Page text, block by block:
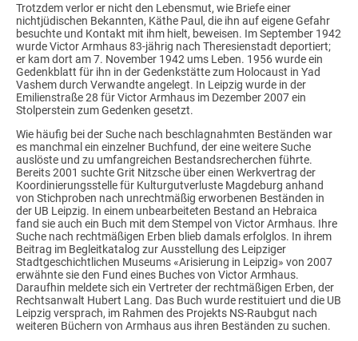
Trotzdem verlor er nicht den Lebensmut, wie Briefe einer
nichtjüdischen Bekannten, Käthe Paul, die ihn auf eigene Gefahr
besuchte und Kontakt mit ihm hielt, beweisen. Im September 1942
wurde Victor Armhaus 83-jährig nach Theresienstadt deportiert;
er kam dort am 7. November 1942 ums Leben. 1956 wurde ein
Gedenkblatt für ihn in der Gedenkstätte zum Holocaust in Yad
Vashem durch Verwandte angelegt. In Leipzig wurde in der
Emilienstraße 28 für Victor Armhaus im Dezember 2007 ein
Stolperstein zum Gedenken gesetzt.
Wie häufig bei der Suche nach beschlagnahmten Beständen war
es manchmal ein einzelner Buchfund, der eine weitere Suche
auslöste und zu umfangreichen Bestandsrecherchen führte.
Bereits 2001 suchte Grit Nitzsche über einen Werkvertrag der
Koordinierungsstelle für Kulturgutverluste Magdeburg anhand
von Stichproben nach unrechtmäßig erworbenen Beständen in
der UB Leipzig. In einem unbearbeiteten Bestand an Hebraica
fand sie auch ein Buch mit dem Stempel von Victor Armhaus. Ihre
Suche nach rechtmäßigen Erben blieb damals erfolglos. In ihrem
Beitrag im Begleitkatalog zur Ausstellung des Leipziger
Stadtgeschichtlichen Museums «Arisierung in Leipzig» von 2007
erwähnte sie den Fund eines Buches von Victor Armhaus.
Daraufhin meldete sich ein Vertreter der rechtmäßigen Erben, der
Rechtsanwalt Hubert Lang. Das Buch wurde restituiert und die UB
Leipzig versprach, im Rahmen des Projekts NS-Raubgut nach
weiteren Büchern von Armhaus aus ihren Beständen zu suchen.